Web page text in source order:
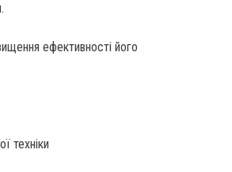
ефективності його
техніки